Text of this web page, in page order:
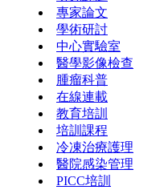
專家論文
學術研討
中心實驗室
醫學影像檢查
腫瘤科普
在線連載
教育培訓
培訓課程
冷凍治療護理
醫院感染管理
PICC培訓